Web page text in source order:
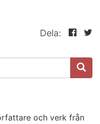
Dela:
och verk från